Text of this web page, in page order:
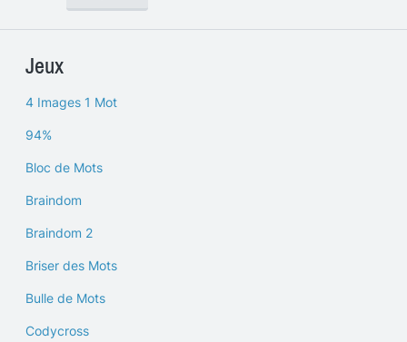
Jeux
4 Images 1 Mot
94%
Bloc de Mots
Braindom
Braindom 2
Briser des Mots
Bulle de Mots
Codycross